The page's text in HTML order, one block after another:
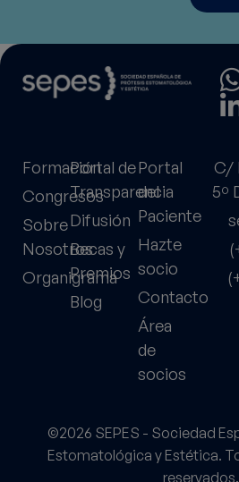
Formación
Congresos
Sobre
Nosotros
Organigrama
Portal de
Transparencia
Difusión
Becas y
Premios
Blog
Portal
del
Paciente
Hazte
socio
Contacto
Área
de
socios
C/
5º
©2026 SEPES - Sociedad
Estomatológica y Estética.
reservados.